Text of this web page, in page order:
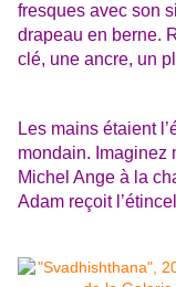
fresques avec son
drapeau en berne.
clé, une ancre, un
Les mains étaient
mondain. Imaginez
Michel Ange à la
Adam reçoit